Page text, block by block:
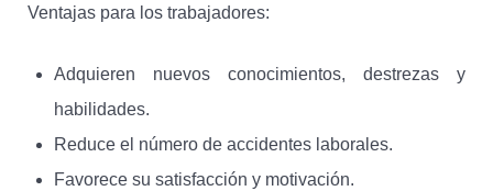
Ventajas para los trabajadores:
Adquieren nuevos conocimientos, destrezas y
habilidades.
Reduce el número de accidentes laborales.
Favorece su satisfacción y motivación.